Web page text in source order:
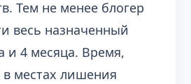
Тем не менее блогер
весь назначенный
и 4 месяца. Время,
в местах лишения